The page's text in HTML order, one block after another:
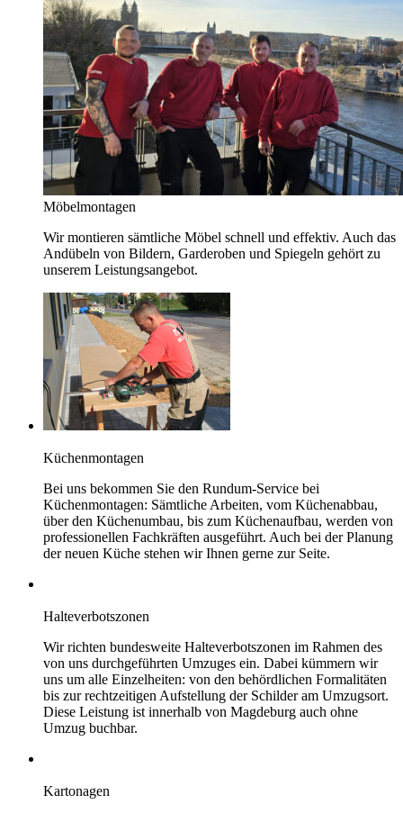
Möbelmontagen
Wir montieren sämtliche Möbel schnell und effektiv. Auch das
Andübeln von Bildern, Garderoben und Spiegeln gehört zu
unserem Leistungsangebot.
Küchenmontagen
Bei uns bekommen Sie den Rundum-Service bei
Küchenmontagen: Sämtliche Arbeiten, vom Küchenabbau,
über den Küchenumbau, bis zum Küchenaufbau, werden von
professionellen Fachkräften ausgeführt. Auch bei der Planung
der neuen Küche stehen wir Ihnen gerne zur Seite.
Halteverbotszonen
Wir richten bundesweite Halteverbotszonen im Rahmen des
von uns durchgeführten Umzuges ein. Dabei kümmern wir
uns um alle Einzelheiten: von den behördlichen Formalitäten
bis zur rechtzeitigen Aufstellung der Schilder am Umzugsort.
Diese Leistung ist innerhalb von Magdeburg auch ohne
Umzug buchbar.
Kartonagen